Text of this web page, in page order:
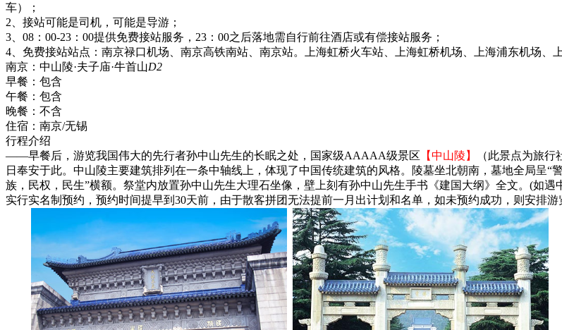
车）；
2、接站可能是司机，可能是导游；
3、08：00-23：00提供免费接站服务，23：00之后落地需自行前往酒店或有偿接站服务；
4、免费接站站点：南京禄口机场、南京高铁南站、南京站。上海虹桥火车站、上海虹桥机场、上海浦东机场、
南京：中山陵·夫子庙·牛首山D2
早餐： 包含
午餐： 包含
晚餐： 不含
住宿： 南京/无锡
行程介绍
——早餐后，游览我国伟大的先行者孙中山先生的长眠之处，国家级AAAAA级景区 【中山陵】
（此景点为旅
日奉安于此。中山陵主要建筑排列在一条中轴线上，体现了中国传统建筑的风格。陵墓坐北朝南，墓地全局呈
族，民权，民生”横额。祭堂内放置孙中山先生大理石坐像，壁上刻有孙中山先生手书《建国大纲》全文。(如
实行实名制预约，预约时间提早到30天前，由于散客拼团无法提前一月出计划和名单，如未预约成功，则安排游